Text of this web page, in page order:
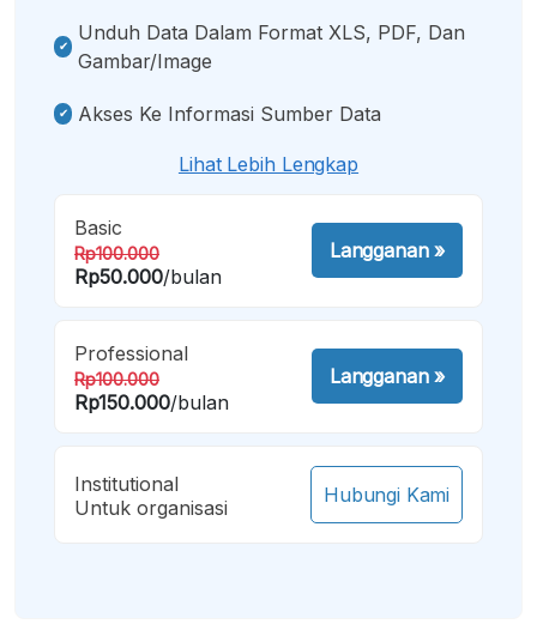
Unduh Data Dalam Format XLS, PDF, Dan
Gambar/image
Akses Ke Informasi Sumber Data
Lihat Lebih Lengkap
Basic
Rp100.000
Rp50.000/bulan
Langganan»
Professional
Rp100.000
Rp150.000/bulan
Langganan»
Institutional
Untuk organisasi
Hubungi Kami